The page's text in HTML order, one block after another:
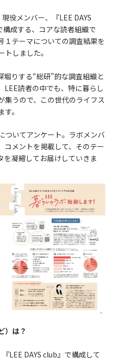
役メンバー、『LEE DAYS
成する、コアな読者組織で
１テーマについての調査結果を
しました。
りする“総研”的な調査組織と
LEE読者の中でも、特に暮らし
集うので、この世代のライフス
。
ついてアンケート。ラボメンバ
コメントを掲載して、そのテー
を凝縮してお届けしていきま
）は？
LEE DAYS club』で構成して